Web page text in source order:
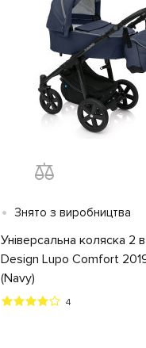
• Знято з виробництва
Універсальна коляска 2
Design Lupo Comfort
(Navy)
4